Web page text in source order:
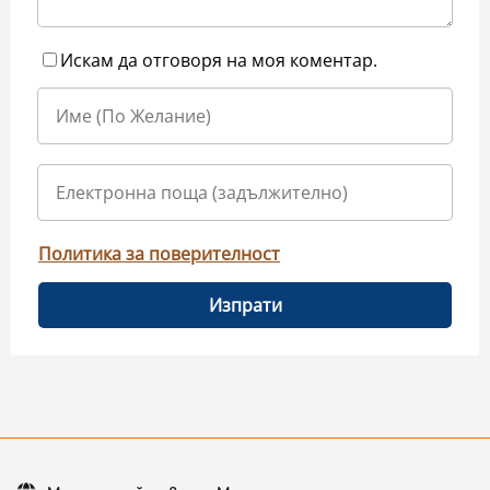
Искам да отговоря на моя коментар.
Политика за поверителност
Изпрати